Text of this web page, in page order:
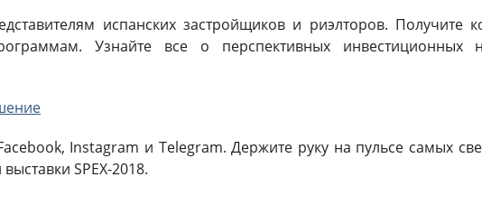
испанских застройщиков и риэлторов. Получите
Узнайте все о перспективных инвестиционных
Instagram и Telegram. Держите руку на пульсе самых
SPEX-2018.